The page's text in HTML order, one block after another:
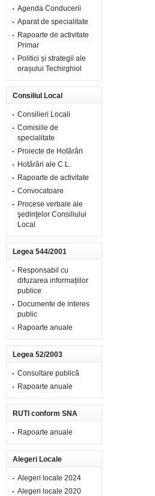
Agenda Conducerii
Aparat de specialitate
Rapoarte de activitate
Primar
Politici și strategii ale
orașului Techirghiol
Consiliul Local
Consilieri Locali
Comisiile de
specialitate
Proiecte de Hotărâri
Hotărâri ale C.L.
Rapoarte de activitate
Convocatoare
Procese verbale ale
şedinţelor Consiliului
Local
Legea 544/2001
Responsabil cu
difuzarea informațiilor
publice
Documente de interes
public
Rapoarte anuale
Legea 52/2003
Consultare publică
Rapoarte anuale
RUTI conform SNA
Rapoarte anuale
Alegeri Locale
Alegeri locale 2024
Alegeri locale 2020